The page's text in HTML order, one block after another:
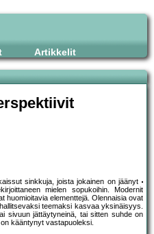
Artikkelit
sinkkuja, joista jokainen on jäänyt
mielen sopukoihin. Modernit
huomioitavia elementtejä. Olennaisia ovat
teemaksi kasvaa yksinäisyys.
sivuun jättäytyneinä, tai sitten suhde on
kääntynyt vastapuoleksi.